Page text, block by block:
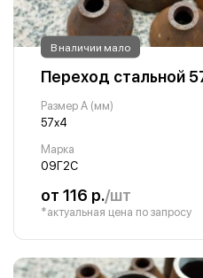
В наличии мало
Переход стальной
Размер A (мм)
57х4
Марка
09Г2С
от 116 р./шт
*актуальная цена по запросу